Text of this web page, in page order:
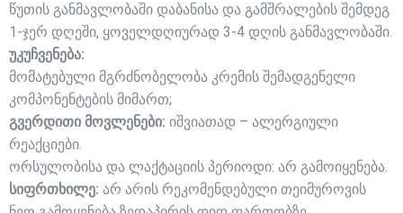
წუთის განმავლობაში დაბანისა და გამშრალების შემდეგ
1-ჯერ დღეში, ყოველდღიურად 3-4 დღის განმავლობაში.
უკუჩვენება:
მომატებული მგრძნობელობა კრემის შემადგენელი
კომპონენტების მიმართ;
გვერდითი მოვლენები: იშვიათად – ალერგიული
რეაქციები.
ორსულობისა და ლაქტაციის პერიოდი: არ გამოიყენება.
სიფრთხილე: არ არის რეკომენდებული თეიმუროვის